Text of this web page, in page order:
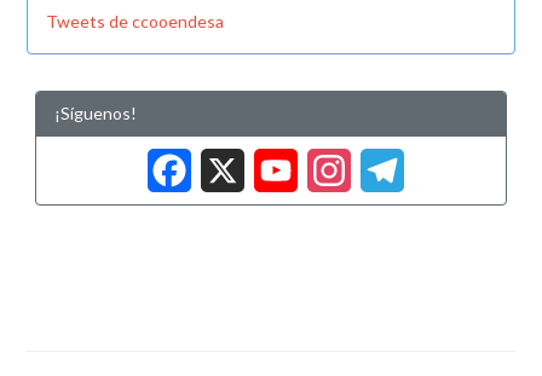
Tweets de ccooendesa
¡Síguenos!
Facebook
X